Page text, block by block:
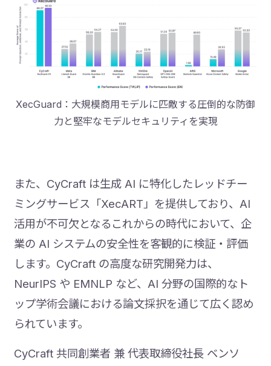
XecGuard：大規模商用モデルに匹敵する圧倒的な防御
力と堅牢なモデルセキュリティを実現
また、CyCraft は生成 AI に特化したレッドチー
ミングサービス「XecART」を提供しており、AI
活用が不可欠となるこれからの時代において、企
業の AI システムの安全性を客観的に検証・評価
します。CyCraft の高度な研究開発力は、
NeurIPS や EMNLP など、AI 分野の国際的なト
ップ学術会議における論文採択を通じて広く認め
られています。
CyCraft 共同創業者 兼 代表取締役社長 ベンソ